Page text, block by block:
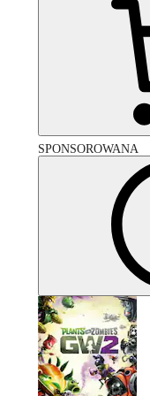
SPONSOROWANA